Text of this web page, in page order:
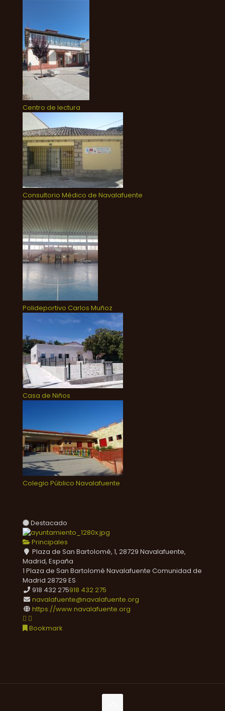
Centro de lectura
Consultorio Médico de Navalafuente
Polideportivo Carlos Muñoz
Casa de Niños
Colegio Público Navalafuente
Destacado
Principales
Plaza de San Bartolomé, 1, 28729 Navalafuente,
Madrid, España
1 Plaza de San Bartolomé Navalafuente Comunidad de
Madrid 28729 ES
918 432 275918 432 275
navalafuente@navalafuente.org
https://www.navalafuente.org
Bookmark